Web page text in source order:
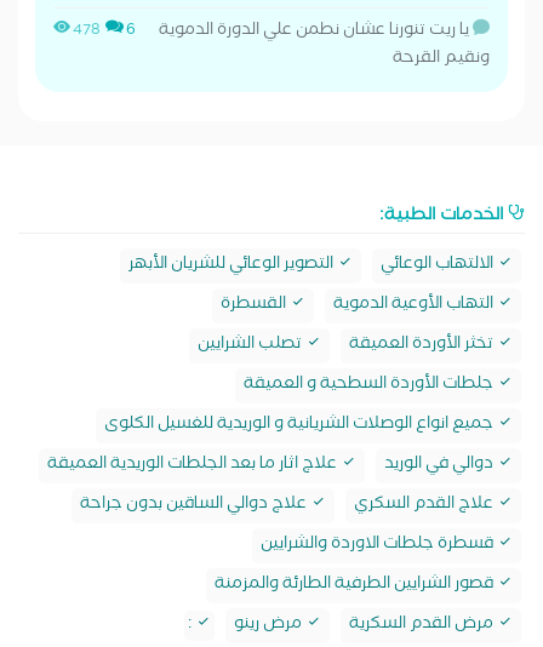
478 6
يا ريت تنورنا عشان نطمن علي الدورة الدموية
ونقيم القرحة
الخدمات الطبية:
الالتهاب الوعائي
التصوير الوعائي للشريان الأبهر
التهاب الأوعية الدموية
القسطرة
تخثر الأوردة العميقة
تصلب الشرايين
جلطات الأوردة السطحية و العميقة
جميع انواع الوصلات الشريانية و الوريدية للغسيل الكلوى
دوالي في الوريد
علاج اثار ما بعد الجلطات الوريدية العميقة
علاج القدم السكري
علاج دوالي الساقين بدون جراحة
قسطرة جلطات الاوردة والشرايين
قصور الشرايين الطرفية الطارئة والمزمنة
مرض القدم السكرية
مرض رينو
: